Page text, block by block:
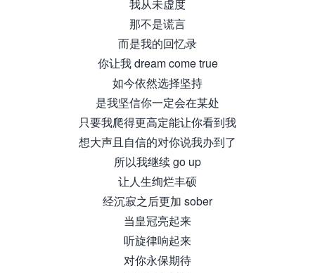
我从未虚度
那不是谎言
而是我的回忆录
你让我 dream come true
如今依然选择坚持
是我坚信你一定会在某处
只要我爬得更高定能让你看到我
想大声且自信的对你说我办到了
所以我继续 go up
让人生绚烂丰硕
经沉寂之后更加 sober
当皇冠亮起来
听旋律响起来
对你永保期待